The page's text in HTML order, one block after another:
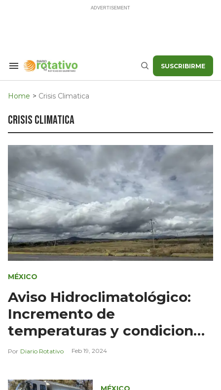
Search
Navigation
Buscar SUSCRIBIRME
Home > Crisis Climatica
crisis climatica
MÉXICO
Aviso Hidroclimatológico:
Incremento de
temperaturas y condiciones
climáticas
Diario Rotativo Feb 19, 2024